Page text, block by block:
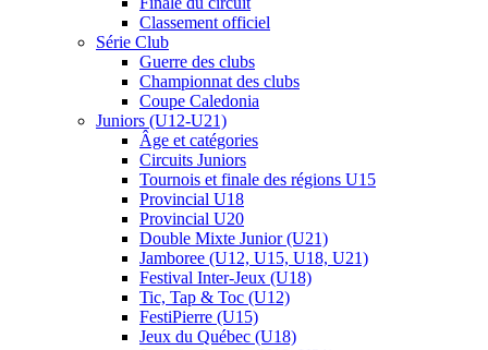
Classement officiel
Série Club
Guerre des clubs
Championnat des clubs
Coupe Caledonia
Juniors (U12-U21)
Âge et catégories
Circuits Juniors
Tournois et finale des régions U15
Provincial U18
Provincial U20
Double Mixte Junior (U21)
Jamboree (U12, U15, U18, U21)
Festival Inter-Jeux (U18)
Tic, Tap & Toc (U12)
FestiPierre (U15)
Jeux du Québec (U18)